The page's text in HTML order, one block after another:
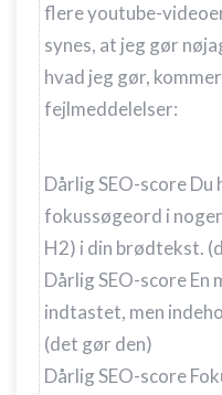
flere youtube-
synes, at jeg gør
hvad jeg gør,
fejlmeddelelser:
Dårlig SEO-score
fokussøgeord i
H2) i din brødtekst.
Dårlig SEO-score En
indtastet, men
(det gør den)
Dårlig SEO-score